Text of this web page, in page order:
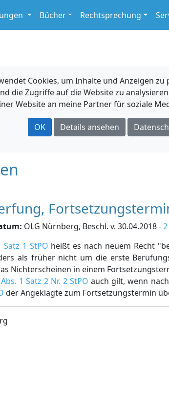
Bücher Rechtsprechung
Cookies, um Inhalte und Anzeigen
die Zugriffe auf die Website zu
Website an meine Partner für soziale
OK Details ansehen
OLG Nürnberg, Beschl. v. 30.04.2018 -
Satz 1 StPO heißt es nach neuem Recht
als früher nicht um die erste
Nichterscheinen in einem
1 Satz 2 Nr. 2 StPO auch gilt, wenn
der Angeklagte zum Fortsetzungstermin